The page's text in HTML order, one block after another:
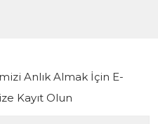
Anlık Almak İçin E-
Kayıt Olun